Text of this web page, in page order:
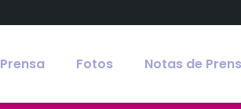
Prensa Fotos Notas de